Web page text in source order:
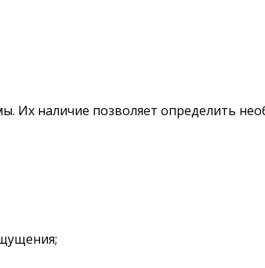
Их наличие позволяет определить